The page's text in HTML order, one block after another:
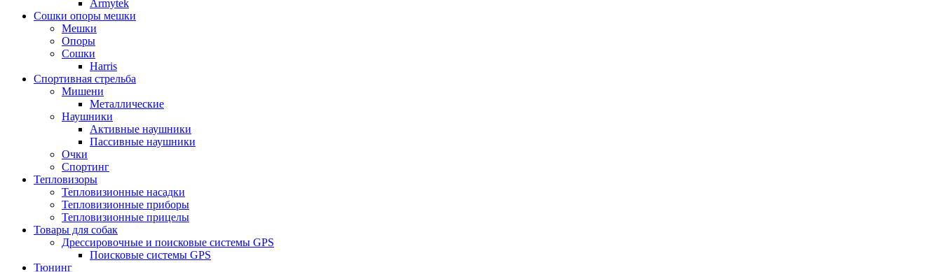
Armytek
Сошки опоры мешки
Мешки
Опоры
Сошки
Harris
Спортивная стрельба
Мишени
Металлические
Наушники
Активные наушники
Пассивные наушники
Очки
Спортинг
Тепловизоры
Тепловизионные насадки
Тепловизионные приборы
Тепловизионные прицелы
Товары для собак
Дрессировочные и поисковые системы GPS
Поисковые системы GPS
Тюнинг